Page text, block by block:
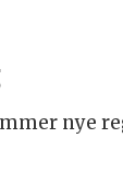
nye